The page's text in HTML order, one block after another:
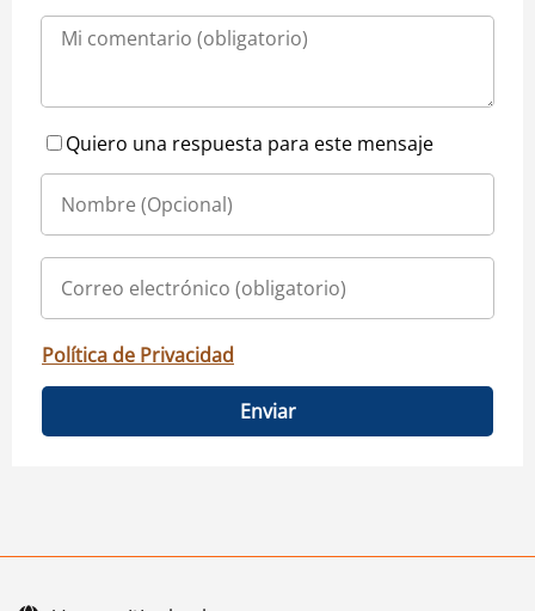
Quiero una respuesta para este mensaje
Política de Privacidad
Enviar